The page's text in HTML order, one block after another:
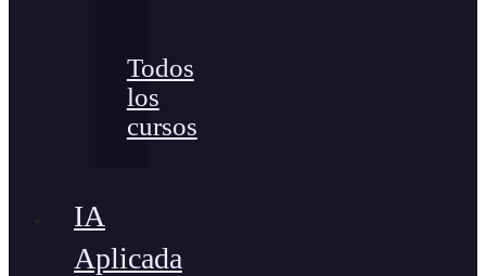
Todos
los
cursos
IA
Aplicada